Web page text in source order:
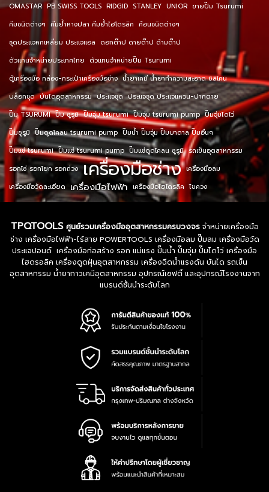
OMASTAR PB SWISS TOOLS RIDGID STANLEY UNIOR ขายปั๊ม Tsurumi
คีมชนิดต่างๆ คีมย้ำหางปลา คีมย้ำไฮโดรลิค ค้อนชนิดต่างๆ
ชุดประแจหกเหลี่ยม ประแจแอล ดอกต๊าป ดายต๊าป ด้ามต๊าป
ตัวแทนจำหน่ายประเทศไทย ตัวแทนจำหน่ายปั๊ม Tsurumi
ตู้เครื่องมือ กล่อง-กระเป๋าเครื่องมือช่าง น้ำยาเคมี น้ำยาทำความสะอาด ซิลิโคน
บล็อกชุด บันไดอุตสาหกรรม ประแจชุด ประแจชุด ประแจแหวน-ปากตาย
ปั๊ม TSURUMI ปั๊ม ซูรูมิ ปั๊มจุ่ม tsurumi ปั๊มจุ่ม tsurumi pump ปั๊มจุ่มไดโว่
ปั๊มซูรูมิ ปั๊มดูดโคลน tsurumi pump ปั๊มน้ำ ปั๊มจุ่ม ปั๊มบาดาล ปั๊มอื่นๆ
ปั๊มแช่ tsurumi ปั๊มแช่ tsurumi pump ปั๊มแช่ดูดโคลน ซูรูมิ รถเข็นอุตสาหกรรม
รอกโซ่ รอกโยก รอกถ่วง เครื่องมือช่าง เครื่องมือลม
เครื่องมือวัดละเอียด เครื่องมือไฟฟ้า เครื่องมือไฮโดรลิค ไขควง
TPQTOOLS ศูนย์รวมเครื่องมืออุตสาหกรรมครบวงจรจำหน่ายเครื่องมือ
ช่าง เครื่องมือไฟฟ้า-ไร้สาย POWERTOOLS เครื่องมือลม ปั๊มลม เครื่องมือวัด
ประแจปอนด์ เครื่องมือก่อสร้าง รอก แม่แรง ปั๊มน้ำ ปั๊มจุ่ม ปั๊มไดโว่ เครื่องมือ
ไฮดรอลิค เครื่องดูดฝุ่นอุตสาหกรรม เครื่องฉีดน้ำแรงดัน บันได รถเข็น
อุตสาหกรรม น้ำยากาวเคมีอุตสาหกรรม อุปกรณ์เซฟตี้ และอุปกรณ์โรงงานจาก
แบรนด์ชั้นนำระดับโลก